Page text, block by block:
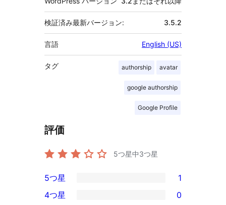
検証済み最新バージョン: 3.5.2
言語 English (US)
タグ authorship avatar
google authorship
Google Profile
評価
5つ星中3つ星
1
5-
5つ星 1
4つ星 0